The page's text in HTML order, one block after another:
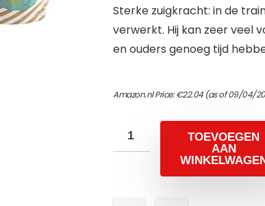
Sterke zuigkracht: in de
verwerkt. Hij kan zeer veel
en ouders genoeg tijd
Amazon.nl Price:€22.04(as of 09/04/
TOEVOEGEN
AAN